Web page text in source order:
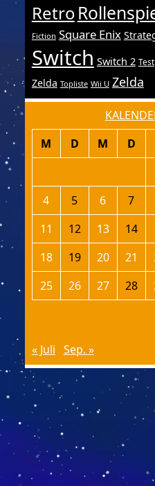
Retro
Fiction Square Enix
Switch Switch 2 Test
Zelda Topliste Wii U Zelda
M D M D
4
5 6 7
11
12 13 14
18
19 20 21
25
26 27 28
« Juli Sep. »